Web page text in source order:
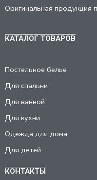
Оригинальная продукция
КАТАЛОГ ТОВАРОВ
Постельное белье
Для спальни
Для ванной
Для кухни
Одежда для дома
Для детей
КОНТАКТЫ